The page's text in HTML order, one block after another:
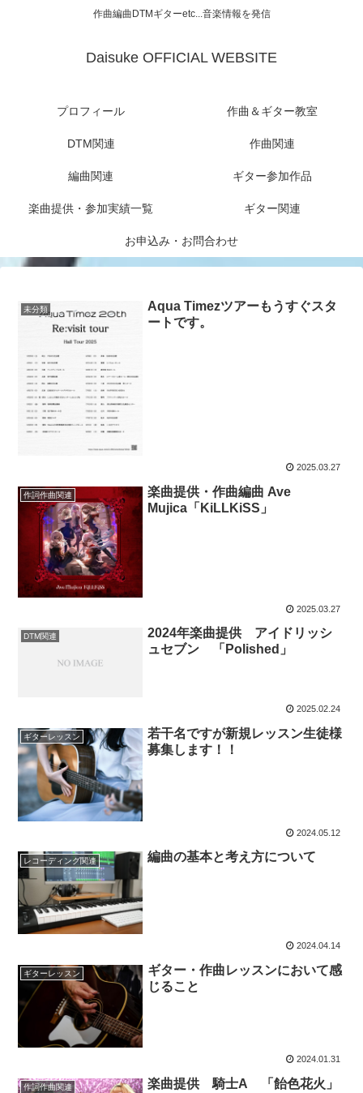
作曲編曲DTMギターetc...音楽情報を発信
Daisuke OFFICIAL WEBSITE
プロフィール 作曲＆ギター教室
DTM関連 作曲関連
編曲関連 ギター参加作品
楽曲提供・参加実績一覧 ギター関連
お申込み・お問合わせ
未分類
Aqua Timezツアーもうすぐスタ
ートです。
2025.03.27
作詞作曲関連
楽曲提供・作曲編曲 Ave
Mujica「KiLLKiSS」
2025.03.27
DTM関連
2024年楽曲提供 アイドリッシ
ュセブン 「Polished」
2025.02.24
ギターレッスン
若干名ですが新規レッスン生徒様
募集します！！
2024.05.12
レコーディング関連 編曲の基本と考え方について
2024.04.14
ギターレッスン
ギター・作曲レッスンにおいて感
じること
2024.01.31
作詞作曲関連 楽曲提供 騎士A 「飴色花火」